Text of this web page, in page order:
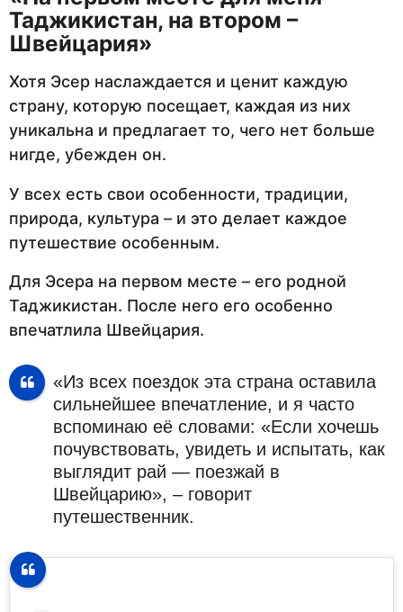
Таджикистан, на втором –
Швейцария»
Хотя Эсер наслаждается и ценит каждую
страну, которую посещает, каждая из них
уникальна и предлагает то, чего нет больше
нигде, убежден он.
У всех есть свои особенности, традиции,
природа, культура – и это делает каждое
путешествие особенным.
Для Эсера на первом месте – его родной
Таджикистан. После него его особенно
впечатлила Швейцария.
«Из всех поездок эта страна оставила
сильнейшее впечатление, и я часто
вспоминаю её словами: «Если хочешь
почувствовать, увидеть и испытать, как
выглядит рай — поезжай в
Швейцарию», – говорит
путешественник.